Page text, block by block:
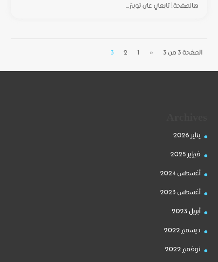
هالصفحة! تابعني على تويتر...
الصفحة 3 من 3 «
1
2
3
يناير 2026
فبراير 2025
أغسطس 2024
أغسطس 2023
أبريل 2023
ديسمبر 2022
نوفمبر 2022